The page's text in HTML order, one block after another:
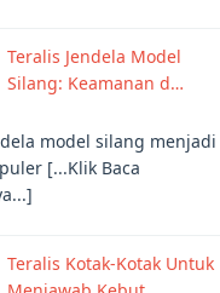
Teralis Jendela Model
Silang: Keamanan d…
model silang menjadi
[...Klik Baca
Teralis Kotak-Kotak Untuk